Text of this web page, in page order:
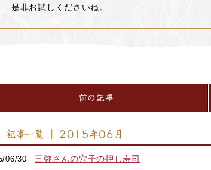
是非お試しくださいね。
前の記事
記事一覧 ｜ 2015年06月
06/30 三弥さんの穴子の押し寿司